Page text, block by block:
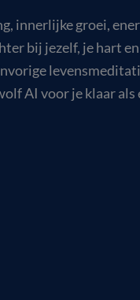
innerlijke groei,
bij jezelf, je hart en
AI voor je klaar als